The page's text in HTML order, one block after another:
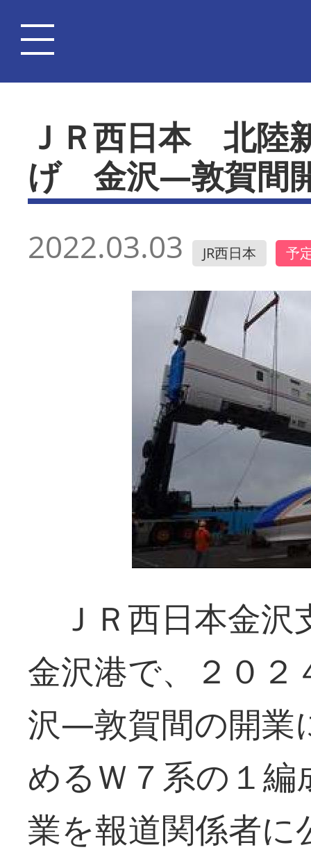
ＪＲ西日本 北陸
げ 金沢―敦賀間
2022.03.03 JR西日本 予
ＪＲ西日本金沢
金沢港で、２０２
沢―敦賀間の開業
めるＷ７系の１
業を報道関係者に